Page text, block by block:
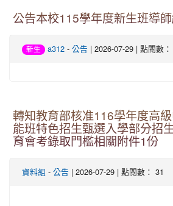
公告本校115學年度新生班導
新生 a312 - 公告 | 2026-07-29 | 點閱數
轉知教育部核准116學年度高
能班特色招生甄選入學部分招
育會考錄取門檻相關附件1份
資料組 - 公告 | 2026-07-29 | 點閱數： 31